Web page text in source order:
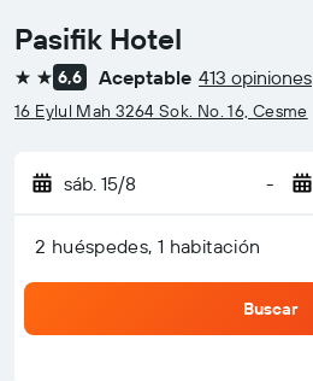
Pasifik Hotel
2 estrellas
6,6 Aceptable 413 opiniones
16 Eylul Mah 3264 Sok. No. 16, Cesme
sáb. 15/8 -
2 huéspedes, 1 habitación
Buscar